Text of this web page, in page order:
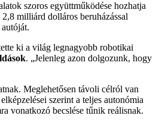
szoros együttműködése hozhatja
milliárd dolláros beruházással
ki a világ legnagyobb robotikai
. „Jelenleg azon dolgozunk, hogy
Meglehetősen távoli célról van
szerint a teljes autonómia
vonatkozó becslése tűnik reálisnak.